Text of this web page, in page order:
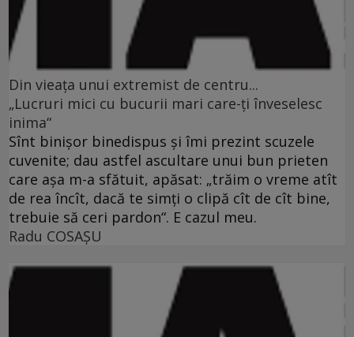
Din vieaţa unui extremist de centru...
„Lucruri mici cu bucurii mari care-ţi înveselesc
inima“
Sînt binişor binedispus şi îmi prezint scuzele
cuvenite; dau astfel ascultare unui bun prieten
care aşa m-a sfătuit, apăsat: „trăim o vreme atît
de rea încît, dacă te simţi o clipă cît de cît bine,
trebuie să ceri pardon“. E cazul meu.
Radu COSAŞU